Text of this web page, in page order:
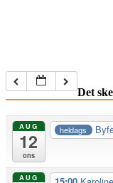
Det
AUG
12
ons
heldags
AUG